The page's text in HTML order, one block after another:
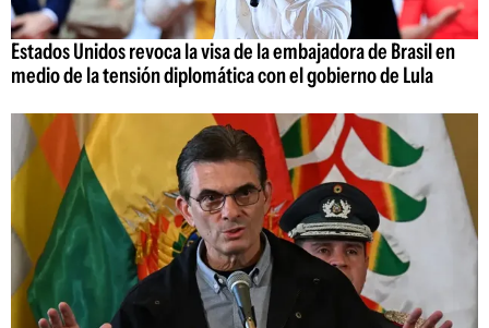
Estados Unidos revoca la visa de la embajadora de Brasil en
medio de la tensión diplomática con el gobierno de Lula